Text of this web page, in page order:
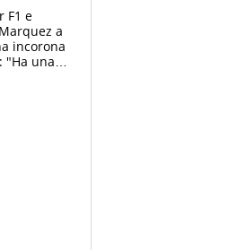
F1 e
a
incorona
"Ha una